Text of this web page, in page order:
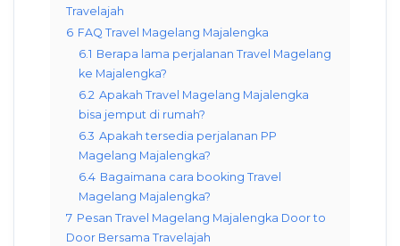
Travelajah
6 FAQ Travel Magelang Majalengka
6.1 Berapa lama perjalanan Travel Magelang
ke Majalengka?
6.2 Apakah Travel Magelang Majalengka
bisa jemput di rumah?
6.3 Apakah tersedia perjalanan PP
Magelang Majalengka?
6.4 Bagaimana cara booking Travel
Magelang Majalengka?
7 Pesan Travel Magelang Majalengka Door to
Door Bersama Travelajah